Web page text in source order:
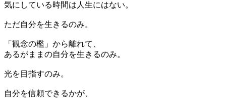
気にしている時間は人生にはない。
ただ自分を生きるのみ。
「観念の檻」から離れて、
あるがままの自分を生きるのみ。
光を目指すのみ。
自分を信頼できるかが、